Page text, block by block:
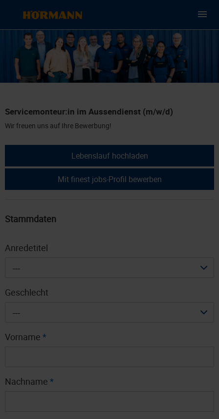
Servicemonteur:in im Aussendienst (m/w/d)
Wir freuen uns auf Ihre Bewerbung!
Lebenslauf hochladen
Mit finest jobs-Profil bewerben
Stammdaten
Anredetitel
---
Geschlecht
---
Vorname *
Nachname *